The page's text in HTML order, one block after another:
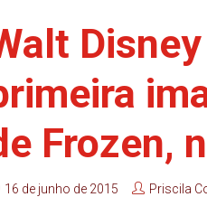
Frozen,
16 de junho de 2015 Priscila